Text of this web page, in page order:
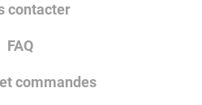
contacter
FAQ
commandes